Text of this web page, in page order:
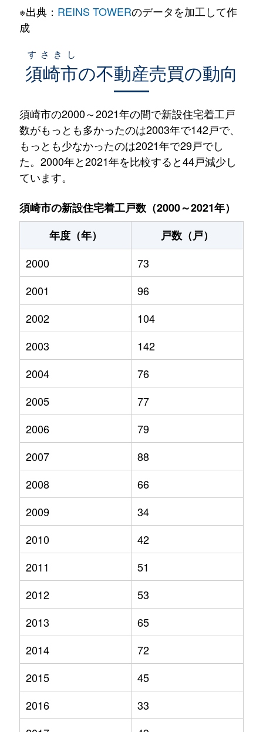
※出典： REINS TOWERのデータを加工して作
成
須崎市
すさきし
の不動産売買の動向
須崎市の2000～2021年の間で新設住宅着工戸
数がもっとも多かったのは2003年で142戸で、
もっとも少なかったのは2021年で29戸でし
た。2000年と2021年を比較すると44戸減少し
ています。
須崎市の新設住宅着工戸数（2000～2021年）
年度（年）
戸数（戸）
2000
73
2001
96
2002
104
2003
142
2004
76
2005
77
2006
79
2007
88
2008
66
2009
34
2010
42
2011
51
2012
53
2013
65
2014
72
2015
45
2016
33